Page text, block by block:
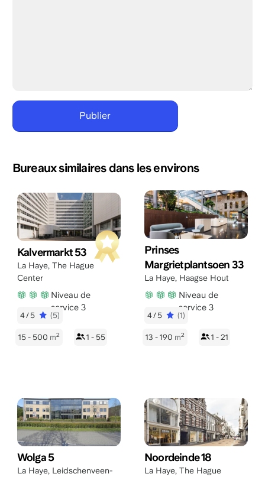
Bureaux similaires dans les environs
Kalvermarkt 53
La Haye, The Hague
Center
Niveau de
service 3
4/5 (5)
15 - 500 m2 1 - 55
Prinses
Margrietplantsoen 33
La Haye, Haagse Hout
Niveau de
service 3
4/5 (1)
13 - 190 m2 1 - 21
Wolga 5
La Haye, Leidschenveen-
Noordeinde 18
La Haye, The Hague